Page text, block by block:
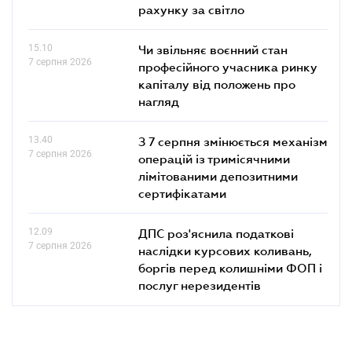
рахунку за світло
15.10
7 серпня 2026
Чи звільняє воєнний стан
професійного учасника ринку
капіталу від положень про
нагляд
13.40
7 серпня 2026
З 7 серпня змінюється механізм
операцій із тримісячними
лімітованими депозитними
сертифікатами
12.09
7 серпня 2026
ДПС роз'яснила податкові
наслідки курсових коливань,
боргів перед колишніми ФОП і
послуг нерезидентів